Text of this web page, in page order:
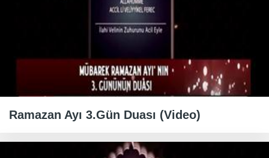
Ramazan Ayı 3.Gün Duası (Video)